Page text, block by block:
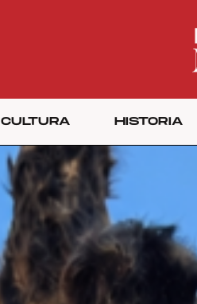
CULTURA HISTORIA